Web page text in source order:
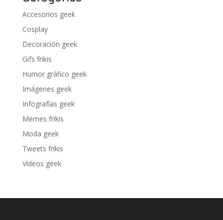
Accesorios geek
Cosplay
Decoración geek
Gifs frikis
Humor gráfico geek
Imágenes geek
Infografías geek
Memes frikis
Moda geek
Tweets frikis
Vídeos geek